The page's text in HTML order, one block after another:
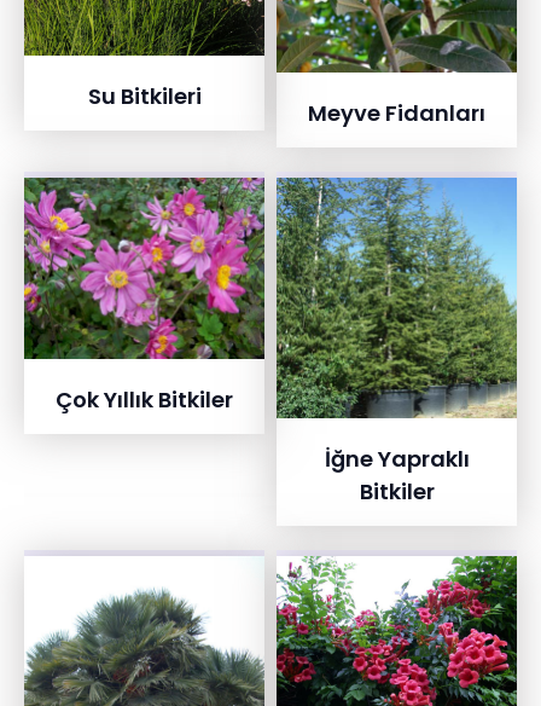
Su Bitkileri
Meyve Fidanları
Çok Yıllık Bitkiler
İğne Yapraklı
Bitkiler